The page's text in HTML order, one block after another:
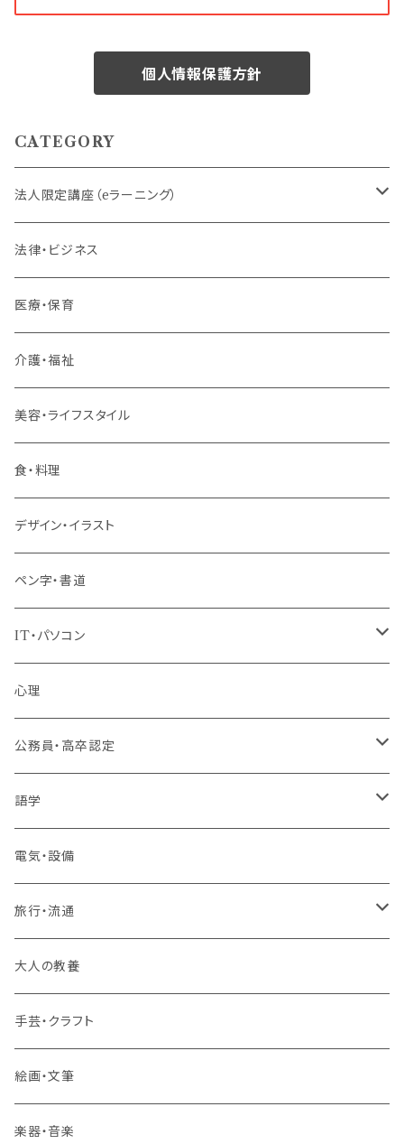
個人情報保護方針
CATEGORY
法人限定講座（eラーニング）
内定者・新入社員
若手社員・中堅社員
リーダー（主任・係長）
管理職
階層共通
パッケージプラン
法律・ビジネス
医療・保育
介護・福祉
美容・ライフスタイル
食・料理
デザイン・イラスト
ペン字・書道
IT・パソコン
MOS（ﾏｲｸﾛｿﾌﾄｵﾌｨｽｽﾍﾟｼｬﾘｽﾄ）講座
プログラミング・Web制作入門講座
1コース受講
2コースまとめて受講
その他 IT・パソコン
心理
公務員・高卒認定
高卒認定講座
大卒公務員受験対策講座
語学
TOEIC®L&Rテスト対策講座
その他 語学
電気・設備
旅行・流通
旅行業務取扱管理者講座
その他 旅行・流通
大人の教養
手芸・クラフト
絵画・文筆
楽器・音楽